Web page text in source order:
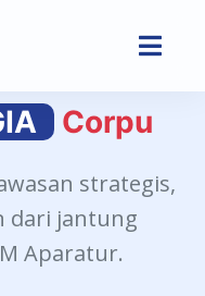
Corpu
strategis,
dari jantung
Aparatur.